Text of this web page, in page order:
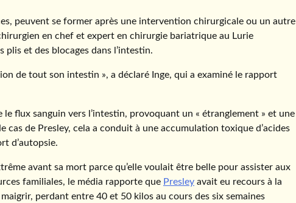
peuvent se former après une intervention chirurgicale ou un autre
en chef et expert en chirurgie bariatrique au Lurie
plis et des blocages dans l’intestin.
de tout son intestin », a déclaré Inge, qui a examiné le rapport
le flux sanguin vers l’intestin, provoquant un « étranglement » et une
de Presley, cela a conduit à une accumulation toxique d’acides
d’autopsie.
avant sa mort parce qu’elle voulait être belle pour assister aux
familiales, le média rapporte que Presley avait eu recours à la
perdant entre 40 et 50 kilos au cours des six semaines